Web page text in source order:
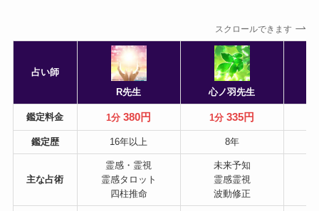
スクロールできます
占い師
R先生
心ノ羽先生
鑑定料金 1分380円 1分335円
鑑定歴 16年以上 8年
主な占術
霊感・霊視
霊感タロット
四柱推命
未来予知
霊感霊視
波動修正